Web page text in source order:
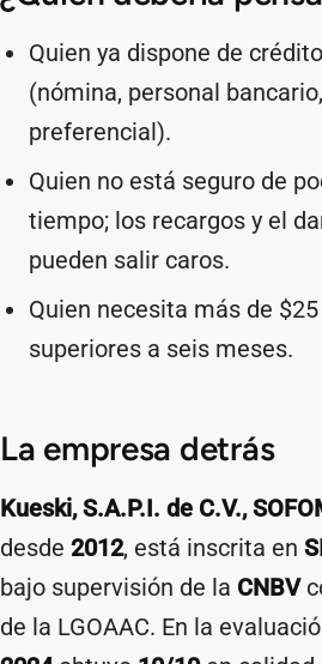
Quien ya dispone de
(nómina, personal
preferencial).
Quien no está seguro de
tiempo; los recargos y el
pueden salir caros.
Quien necesita más de
superiores a seis meses.
La empresa detrás
Kueski, S.A.P.I. de C.V.,
desde 2012, está inscrita en
bajo supervisión de la CNBV
de la LGOAAC. En la